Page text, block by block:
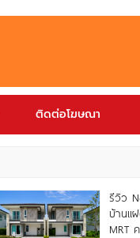
ติดต่อโฆษณา
รีวิว
บ้านแ
MRT